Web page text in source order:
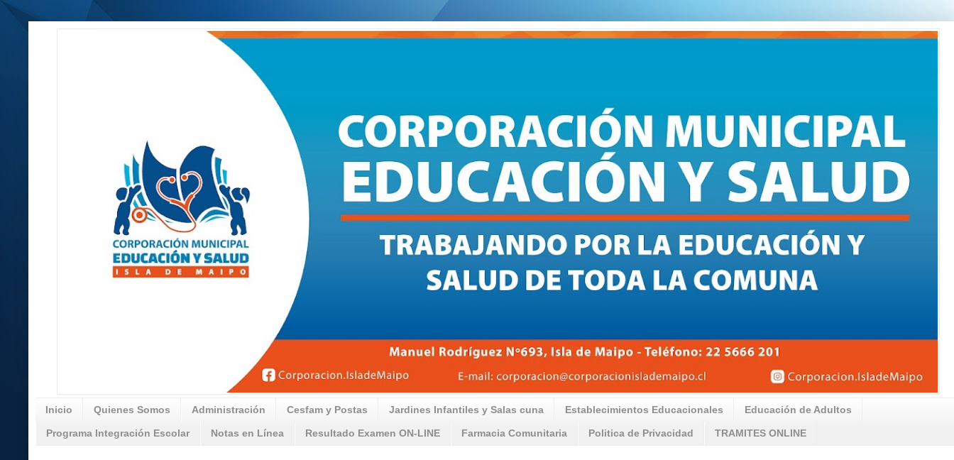
Inicio Quienes Somos Administración Cesfam y Postas Jardines Infantiles y Salas cuna Establecimientos Educacionales Educación de Adultos
Programa Integración Escolar Notas en Línea Resultado Examen ON-LINE Farmacia Comunitaria Politica de Privacidad TRAMITES ONLINE